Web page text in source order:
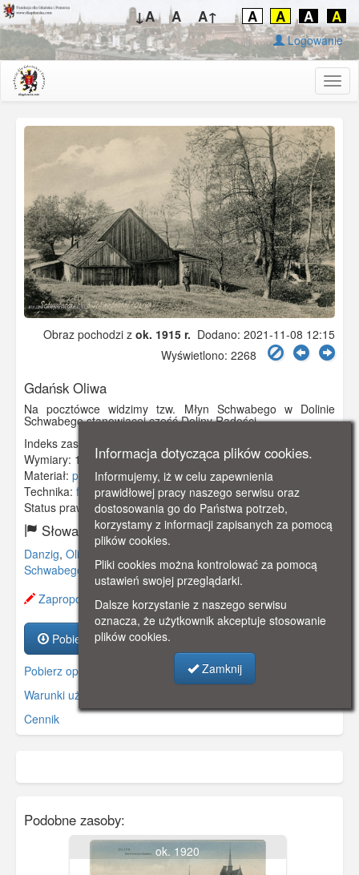
↓A A A↑ A A A A
Logowanie
Obraz pochodzi z ok. 1915 r. Dodano: 2021-11-08 12:15
Wyświetlono: 2268
Gdańsk Oliwa
Na pocztówce widzimy tzw. Młyn Schwabego w Dolinie
Schwabego stanowiącej część Doliny Radości.
Indeks zasobu:
Wymiary: 140 x 86 mm
Materiał: pocztówka
Technika: fotografia czarno-biała
Status prawny:Użycie Niekomercyjne
Słowa kluczowe:
Danzig, Oliwa
Schwabego
Dolina Schwabego,
Zaproponuj zmianę opisu.
Pobierz zasób
Pobierz opis
Warunki używania zasobów.
Cennik
Podobne zasoby:
ok. 1920
Informacja dotycząca plików cookies.
Informujemy, iż w celu zapewnienia
prawidłowej pracy naszego serwisu oraz
dostosowania go do Państwa potrzeb,
korzystamy z informacji zapisanych za pomocą
plików cookies.
Pliki cookies można kontrolować za pomocą
ustawień swojej przeglądarki.
Dalsze korzystanie z naszego serwisu
oznacza, że użytkownik akceptuje stosowanie
plików cookies.
Zamknij